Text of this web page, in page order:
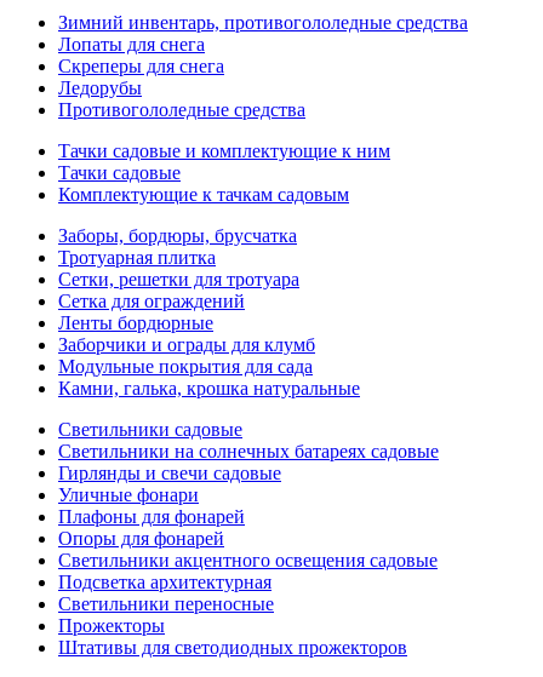
Зимний инвентарь, противогололедные средства
Лопаты для снега
Скреперы для снега
Ледорубы
Противогололедные средства
Тачки садовые и комплектующие к ним
Тачки садовые
Комплектующие к тачкам садовым
Заборы, бордюры, брусчатка
Тротуарная плитка
Сетки, решетки для тротуара
Сетка для ограждений
Ленты бордюрные
Заборчики и ограды для клумб
Модульные покрытия для сада
Камни, галька, крошка натуральные
Светильники садовые
Светильники на солнечных батареях садовые
Гирлянды и свечи садовые
Уличные фонари
Плафоны для фонарей
Опоры для фонарей
Светильники акцентного освещения садовые
Подсветка архитектурная
Светильники переносные
Прожекторы
Штативы для светодиодных прожекторов